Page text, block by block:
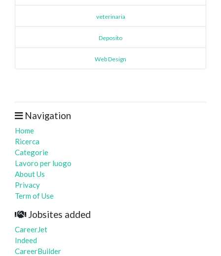
veterinaria
Deposito
Web Design
Navigation
Home
Ricerca
Categorie
Lavoro per luogo
About Us
Privacy
Term of Use
Jobsites added
CareerJet
Indeed
CareerBuilder